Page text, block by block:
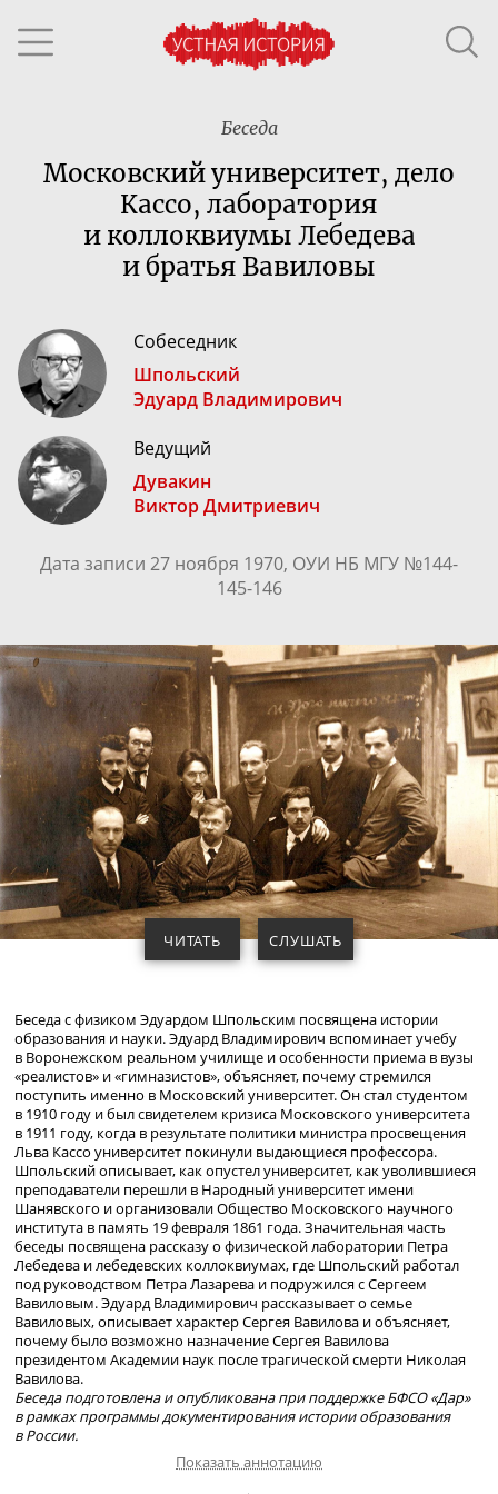
Беседа
Московский университет, дело
Кассо, лаборатория
и коллоквиумы Лебедева
и братья Вавиловы
Собеседник
Шпольский
Эдуард Владимирович
Ведущий
Дувакин
Виктор Дмитриевич
Дата записи 27 ноября 1970, ОУИ НБ МГУ №144-
145-146
ЧИТАТЬ СЛУШАТЬ
Беседа с физиком Эдуардом Шпольским посвящена истории
образования и науки. Эдуард Владимирович вспоминает учебу
в Воронежском реальном училище и особенности приема в вузы
«реалистов» и «гимназистов», объясняет, почему стремился
поступить именно в Московский университет. Он стал студентом
в 1910 году и был свидетелем кризиса Московского университета
в 1911 году, когда в результате политики министра просвещения
Льва Кассо университет покинули выдающиеся профессора.
Шпольский описывает, как опустел университет, как уволившиеся
преподаватели перешли в Народный университет имени
Шанявского и организовали Общество Московского научного
института в память 19 февраля 1861 года. Значительная часть
беседы посвящена рассказу о физической лаборатории Петра
Лебедева и лебедевских коллоквиумах, где Шпольский работал
под руководством Петра Лазарева и подружился с Сергеем
Вавиловым. Эдуард Владимирович рассказывает о семье
Вавиловых, описывает характер Сергея Вавилова и объясняет,
почему было возможно назначение Сергея Вавилова
президентом Академии наук после трагической смерти Николая
Вавилова.
Беседа подготовлена и опубликована при поддержке БФСО «Дар»
в рамках программы документирования истории образования
в России.
Показать аннотацию